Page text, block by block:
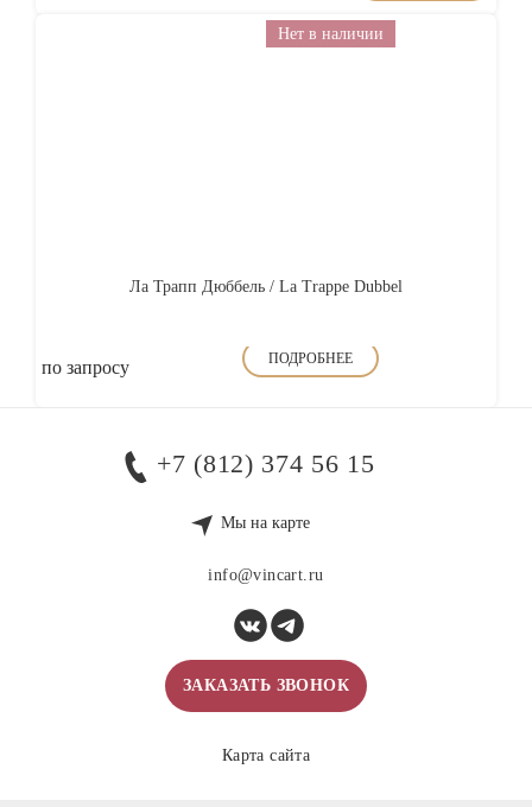
Нет в наличии
Ла Трапп Дюббель / La Trappe Dubbel
по запросу ПОДРОБНЕЕ
+7 (812) 374 56 15
Мы на карте
info@vincart.ru
ЗАКАЗАТЬ ЗВОНОК
Карта сайта